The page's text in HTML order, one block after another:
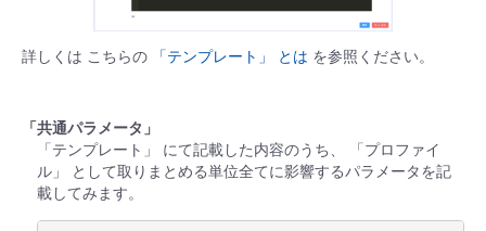
詳しくは こちらの 「テンプレート」 とは を参照ください。
「共通パラメータ」
「テンプレート」 にて記載した内容のうち、 「プロファイ
ル」 として取りまとめる単位全てに影響するパラメータを記
載してみます。